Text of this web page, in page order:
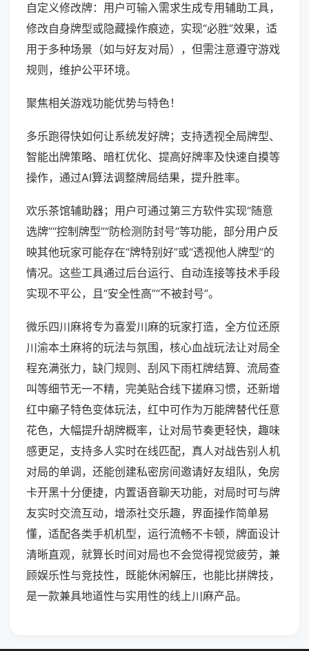
自定义修改牌：用户可输入需求生成专用辅助工具，
修改自身牌型或隐藏操作痕迹，实现“必胜”效果，适
用于多种场景（如与好友对局），但需注意遵守游戏
规则，维护公平环境。
聚焦相关游戏功能优势与特色！
多乐跑得快如何让系统发好牌；支持透视全局牌型、
智能出牌策略、暗杠优化、提高好牌率及快速自摸等
操作，通过AI算法调整牌局结果，提升胜率。
欢乐茶馆辅助器；用户可通过第三方软件实现“随意
选牌”“控制牌型”“防检测防封号”等功能，部分用户反
映其他玩家可能存在“牌特别好”或“透视他人牌型”的
情况。这些工具通过后台运行、自动连接等技术手段
实现不平公，且“安全性高”“不被封号”。
微乐四川麻将专为喜爱川麻的玩家打造，全方位还原
川渝本土麻将的玩法与氛围，核心血战玩法让对局全
程充满张力，缺门规则、刮风下雨杠牌结算、流局查
叫等细节无一不精，完美贴合线下搓麻习惯，还新增
红中癞子特色变体玩法，红中可作为万能牌替代任意
花色，大幅提升胡牌概率，让对局节奏更轻快，趣味
感更足，支持多人实时在线匹配，真人对战告别人机
对局的单调，还能创建私密房间邀请好友组队，免房
卡开黑十分便捷，内置语音聊天功能，对局时可与牌
友实时交流互动，增添社交乐趣，界面操作简单易
懂，适配各类手机机型，运行流畅不卡顿，牌面设计
清晰直观，就算长时间对局也不会觉得视觉疲劳，兼
顾娱乐性与竞技性，既能休闲解压，也能比拼牌技，
是一款兼具地道性与实用性的线上川麻产品。